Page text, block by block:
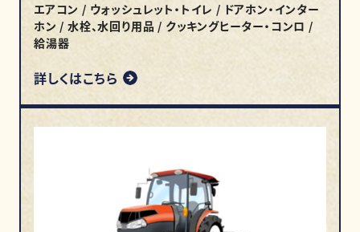
エアコン / ウォッシュレット・トイレ / ドアホン・インター
ホン / 水栓、水回り用品 / クッキングヒーター・コンロ /
給湯器
詳しくはこちら